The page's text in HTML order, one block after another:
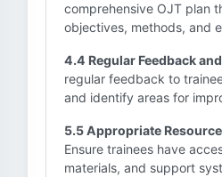
comprehensive OJT plan
objectives, methods, and
4.4 Regular Feedback
regular feedback to
and identify areas for
5.5 Appropriate
Ensure trainees have
materials, and support